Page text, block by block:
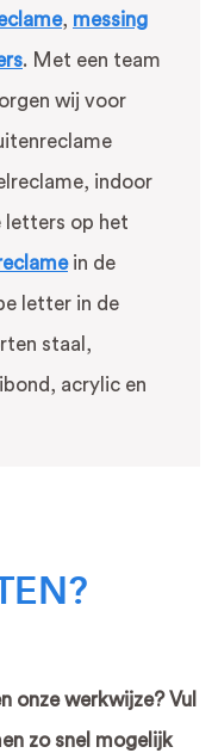
, messing
. Met een team
wij voor
indoor
letters op het
in de
letter in de
staal,
acrylic en
onze werkwijze? Vul
zo snel mogelijk